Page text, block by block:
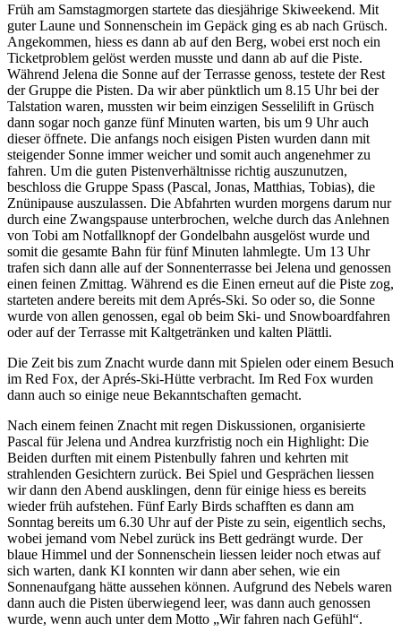
Früh am Samstagmorgen startete das diesjährige Skiweekend. Mit
guter Laune und Sonnenschein im Gepäck ging es ab nach Grüsch.
Angekommen, hiess es dann ab auf den Berg, wobei erst noch ein
Ticketproblem gelöst werden musste und dann ab auf die Piste.
Während Jelena die Sonne auf der Terrasse genoss, testete der Rest
der Gruppe die Pisten. Da wir aber pünktlich um 8.15 Uhr bei der
Talstation waren, mussten wir beim einzigen Sesselilift in Grüsch
dann sogar noch ganze fünf Minuten warten, bis um 9 Uhr auch
dieser öffnete. Die anfangs noch eisigen Pisten wurden dann mit
steigender Sonne immer weicher und somit auch angenehmer zu
fahren. Um die guten Pistenverhältnisse richtig auszunutzen,
beschloss die Gruppe Spass (Pascal, Jonas, Matthias, Tobias), die
Znünipause auszulassen. Die Abfahrten wurden morgens darum nur
durch eine Zwangspause unterbrochen, welche durch das Anlehnen
von Tobi am Notfallknopf der Gondelbahn ausgelöst wurde und
somit die gesamte Bahn für fünf Minuten lahmlegte. Um 13 Uhr
trafen sich dann alle auf der Sonnenterrasse bei Jelena und genossen
einen feinen Zmittag. Während es die Einen erneut auf die Piste zog,
starteten andere bereits mit dem Aprés-Ski. So oder so, die Sonne
wurde von allen genossen, egal ob beim Ski- und Snowboardfahren
oder auf der Terrasse mit Kaltgetränken und kalten Plättli.
Die Zeit bis zum Znacht wurde dann mit Spielen oder einem Besuch
im Red Fox, der Aprés-Ski-Hütte verbracht. Im Red Fox wurden
dann auch so einige neue Bekanntschaften gemacht.
Nach einem feinen Znacht mit regen Diskussionen, organisierte
Pascal für Jelena und Andrea kurzfristig noch ein Highlight: Die
Beiden durften mit einem Pistenbully fahren und kehrten mit
strahlenden Gesichtern zurück. Bei Spiel und Gesprächen liessen
wir dann den Abend ausklingen, denn für einige hiess es bereits
wieder früh aufstehen. Fünf Early Birds schafften es dann am
Sonntag bereits um 6.30 Uhr auf der Piste zu sein, eigentlich sechs,
wobei jemand vom Nebel zurück ins Bett gedrängt wurde. Der
blaue Himmel und der Sonnenschein liessen leider noch etwas auf
sich warten, dank KI konnten wir dann aber sehen, wie ein
Sonnenaufgang hätte aussehen können. Aufgrund des Nebels waren
dann auch die Pisten überwiegend leer, was dann auch genossen
wurde, wenn auch unter dem Motto „Wir fahren nach Gefühl“.